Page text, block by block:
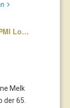
Lo…
Melk
65.